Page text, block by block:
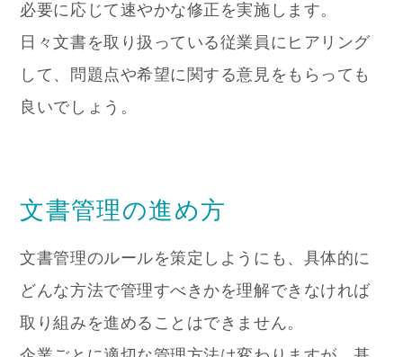
必要に応じて速やかな修正を実施します。
日々文書を取り扱っている従業員にヒアリング
して、問題点や希望に関する意見をもらっても
良いでしょう。
文書管理の進め方
文書管理のルールを策定しようにも、具体的に
どんな方法で管理すべきかを理解できなければ
取り組みを進めることはできません。